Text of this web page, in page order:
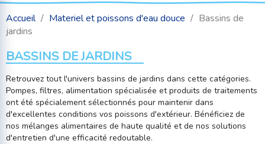
Accueil Materiel et poissons d'eau douce
Bassins de
jardins
BASSINS DE JARDINS
Retrouvez tout l'univers bassins de jardins dans cette catégories.
Pompes, filtres, alimentation spécialisée et produits de traitements
ont été spécialement sélectionnés pour maintenir dans
d'excellentes conditions vos poissons d'extérieur. Bénéficiez de
nos mélanges alimentaires de haute qualité et de nos solutions
d'entretien d'une efficacité redoutable.